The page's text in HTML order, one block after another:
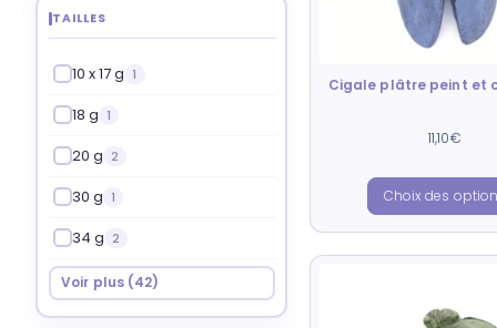
TAILLES
10 x 17 g 1
18 g 1
20 g 2
30 g 1
34 g 2
Voir plus (42)
Cigale plâtre peint et
Note
5.00
11,10€
Choix des